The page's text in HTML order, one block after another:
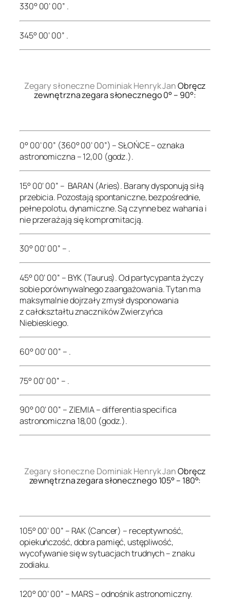
330° 00’ 00” .
345° 00’ 00” .
Zegary słoneczne Dominiak Henryk JanObręcz
zewnętrzna zegara słonecznego 0° – 90°:
0° 00’ 00” (360° 00’ 00”) – SŁOŃCE – oznaka
astronomiczna – 12,00 (godz.).
15° 00’ 00” – BARAN (Aries). Barany dysponują siłą
przebicia. Pozostają spontaniczne, bezpośrednie,
pełne polotu, dynamiczne. Są czynne bez wahania i
nie przerażają się kompromitacją.
30° 00’ 00” – .
45° 00’ 00” – BYK (Taurus). Od partycypanta życzy
sobie porównywalnego zaangażowania. Tytan ma
maksymalnie dojrzały zmysł dysponowania
z całokształtu znaczników Zwierzyńca
Niebieskiego.
60° 00’ 00” – .
75° 00’ 00” – .
90° 00’ 00” – ZIEMIA – differentia specifica
astronomiczna 18,00 (godz.).
Zegary słoneczne Dominiak Henryk JanObręcz
zewnętrzna zegara słonecznego 105° – 180°:
105° 00’ 00” – RAK (Cancer) – receptywność,
opiekuńczość, dobra pamięć, ustępliwość,
wycofywanie się w sytuacjach trudnych – znaku
zodiaku.
120° 00’ 00” – MARS – odnośnik astronomiczny.